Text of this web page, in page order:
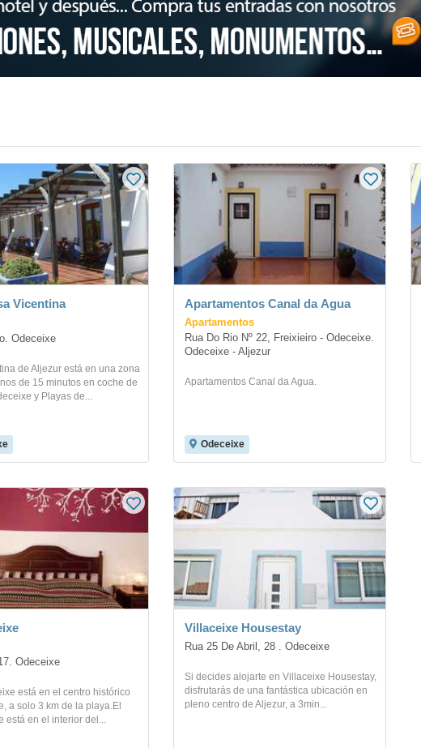
Vicentina
Odeceixe
de Aljezur está en una zona
de 15 minutos en coche de
y Playas de...
Apartamentos Canal da Agua
Apartamentos
Rua Do Rio Nº 22, Freixieiro - Odeceixe.
Odeceixe - Aljezur
Apartamentos Canal da Agua.
Odeceixe
Odeceixe
está en el centro histórico
a solo 3 km de la playa.El
está en el interior del...
Villaceixe Housestay
Rua 25 De Abril, 28 . Odeceixe
Si decides alojarte en Villaceixe Housestay,
disfrutarás de una fantástica ubicación en
pleno centro de Aljezur, a 3min...